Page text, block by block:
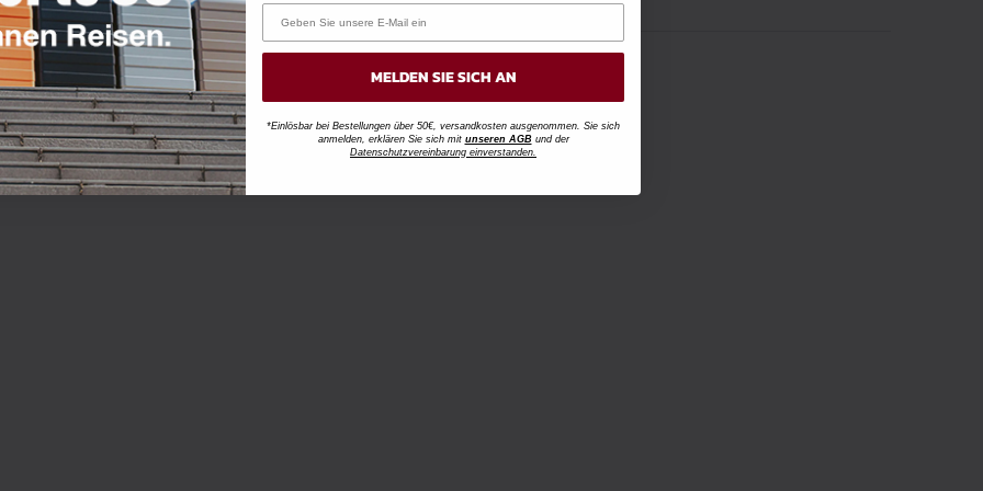
MELDEN SIE SICH AN
*Einlösbar bei Bestellungen über 50€, versandkosten ausgenommen. Sie sich
anmelden, erklären Sie sich mit unseren AGBund der
Datenschutzvereinbarung einverstanden.